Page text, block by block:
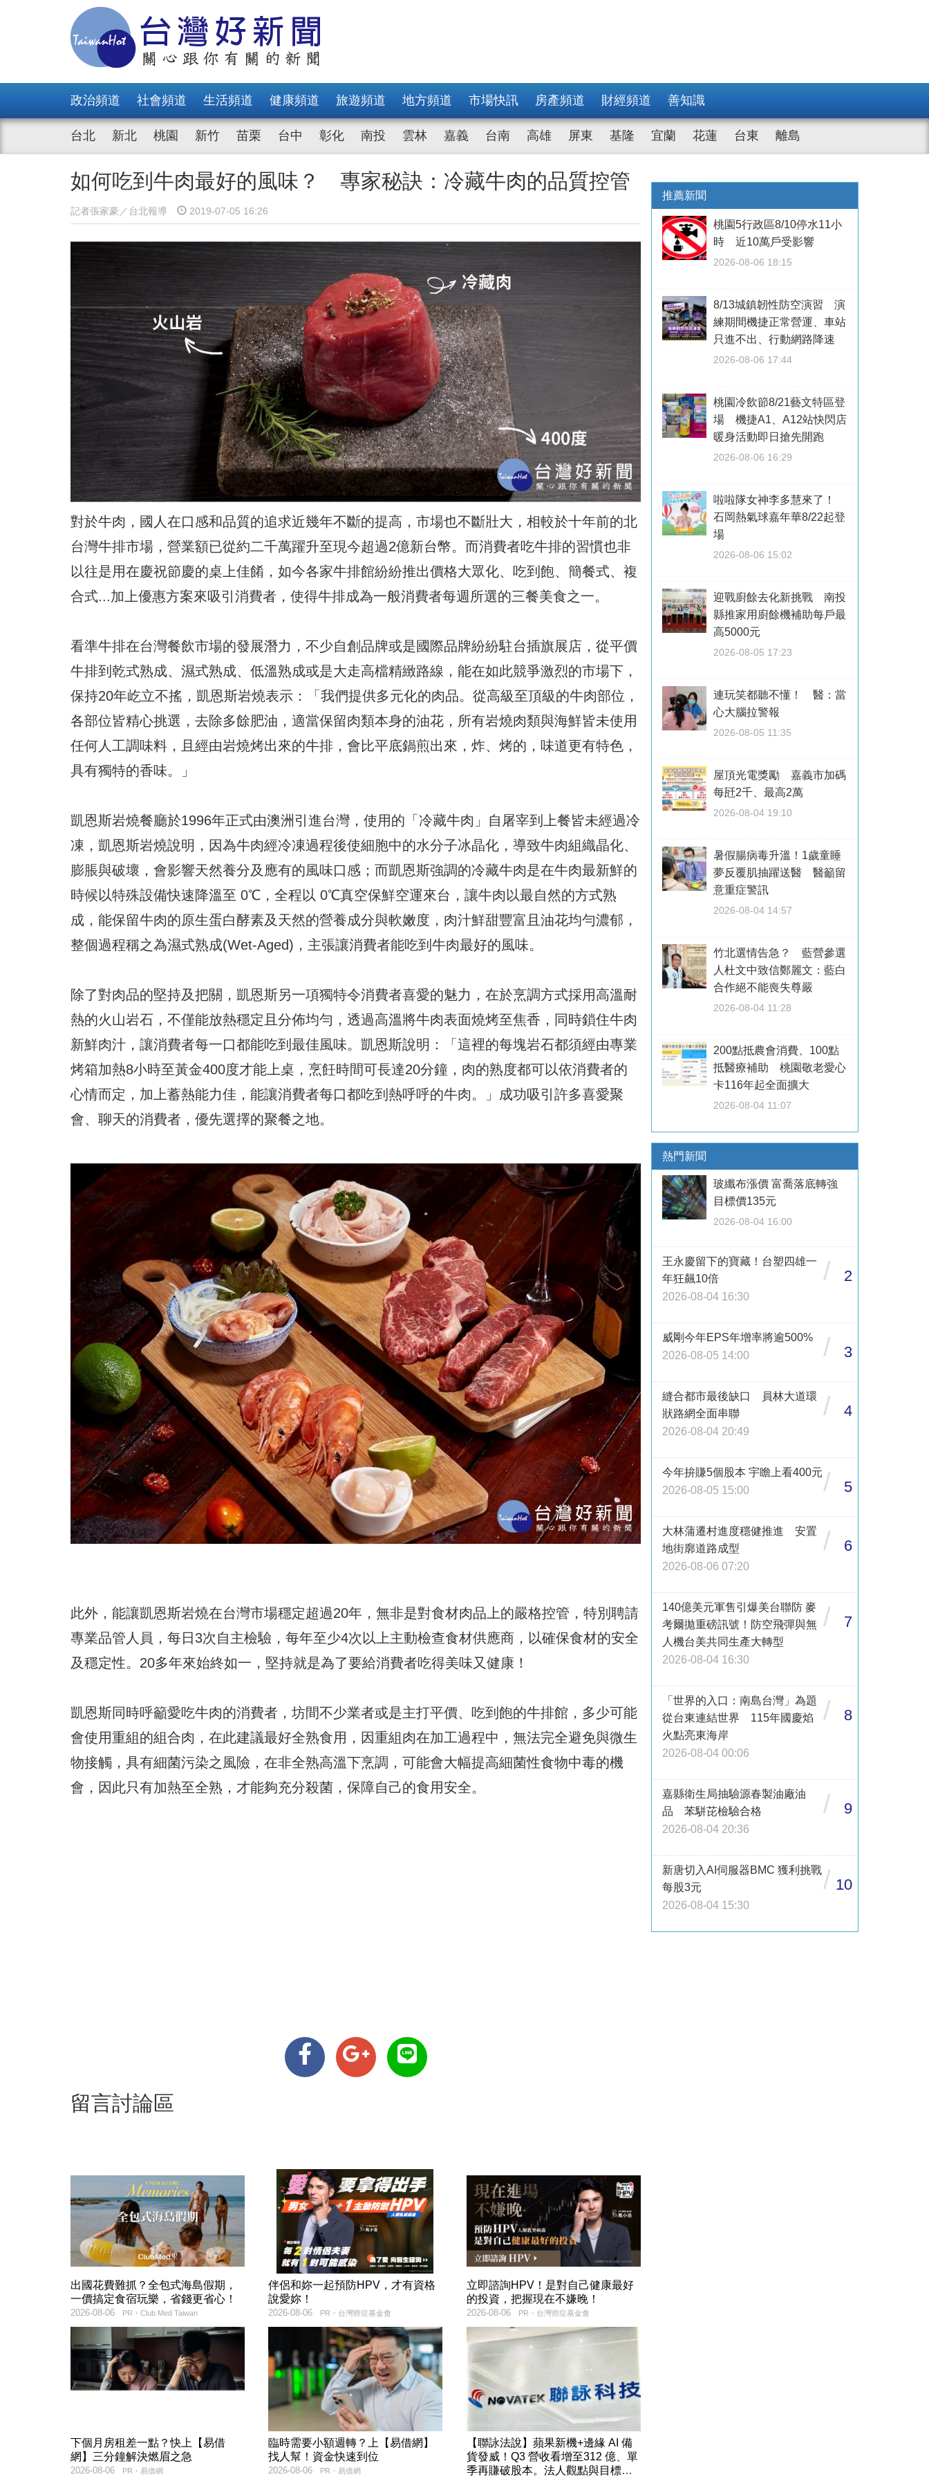
政治頻道 社會頻道 生活頻道 健康頻道 旅遊頻道 地方頻道 市場快訊 房產頻道 財經頻道 善知識
台北 新北 桃園 新竹 苗栗 台中 彰化 南投 雲林 嘉義 台南 高雄 屏東 基隆 宜蘭 花蓮 台東 離島
如何吃到牛肉最好的風味？ 專家秘訣：冷藏牛肉的品質控管
記者張家豪／台北報導 2019-07-05 16:26
對於牛肉，國人在口感和品質的追求近幾年不斷的提高，市場也不斷壯大，相較於十年前的北
台灣牛排市場，營業額已從約二千萬躍升至現今超過2億新台幣。而消費者吃牛排的習慣也非
以往是用在慶祝節慶的桌上佳餚，如今各家牛排館紛紛推出價格大眾化、吃到飽、簡餐式、複
合式...加上優惠方案來吸引消費者，使得牛排成為一般消費者每週所選的三餐美食之一。
看準牛排在台灣餐飲市場的發展潛力，不少自創品牌或是國際品牌紛紛駐台插旗展店，從平價
牛排到乾式熟成、濕式熟成、低溫熟成或是大走高檔精緻路線，能在如此競爭激烈的市場下，
保持20年屹立不搖，凱恩斯岩燒表示：「我們提供多元化的肉品。從高級至頂級的牛肉部位，
各部位皆精心挑選，去除多餘肥油，適當保留肉類本身的油花，所有岩燒肉類與海鮮皆未使用
任何人工調味料，且經由岩燒烤出來的牛排，會比平底鍋煎出來，炸、烤的，味道更有特色，
具有獨特的香味。」
凱恩斯岩燒餐廳於1996年正式由澳洲引進台灣，使用的「冷藏牛肉」自屠宰到上餐皆未經過冷
凍，凱恩斯岩燒說明，因為牛肉經冷凍過程後使細胞中的水分子冰晶化，導致牛肉組織晶化、
膨脹與破壞，會影響天然養分及應有的風味口感；而凱恩斯強調的冷藏牛肉是在牛肉最新鮮的
時候以特殊設備快速降溫至 0℃，全程以 0℃真空保鮮空運來台，讓牛肉以最自然的方式熟
成，能保留牛肉的原生蛋白酵素及天然的營養成分與軟嫩度，肉汁鮮甜豐富且油花均勻濃郁，
整個過程稱之為濕式熟成(Wet-Aged)，主張讓消費者能吃到牛肉最好的風味。
除了對肉品的堅持及把關，凱恩斯另一項獨特令消費者喜愛的魅力，在於烹調方式採用高溫耐
熱的火山岩石，不僅能放熱穩定且分佈均勻，透過高溫將牛肉表面燒烤至焦香，同時鎖住牛肉
新鮮肉汁，讓消費者每一口都能吃到最佳風味。凱恩斯說明：「這裡的每塊岩石都須經由專業
烤箱加熱8小時至黃金400度才能上桌，烹飪時間可長達20分鐘，肉的熟度都可以依消費者的
心情而定，加上蓄熱能力佳，能讓消費者每口都吃到熱呼呼的牛肉。」成功吸引許多喜愛聚
會、聊天的消費者，優先選擇的聚餐之地。
此外，能讓凱恩斯岩燒在台灣市場穩定超過20年，無非是對食材肉品上的嚴格控管，特別聘請
專業品管人員，每日3次自主檢驗，每年至少4次以上主動檢查食材供應商，以確保食材的安全
及穩定性。20多年來始終如一，堅持就是為了要給消費者吃得美味又健康！
凱恩斯同時呼籲愛吃牛肉的消費者，坊間不少業者或是主打平價、吃到飽的牛排館，多少可能
會使用重組的組合肉，在此建議最好全熟食用，因重組肉在加工過程中，無法完全避免與微生
物接觸，具有細菌污染之風險，在非全熟高溫下烹調，可能會大幅提高細菌性食物中毒的機
會，因此只有加熱至全熟，才能夠充分殺菌，保障自己的食用安全。
留言討論區
出國花費難抓？全包式海島假期，
一價搞定食宿玩樂，省錢更省心！
PR・Club Med Taiwan
2026-08-06
伴侶和妳一起預防HPV，才有資格
說愛妳！
PR・台灣癌症基金會
2026-08-06
立即諮詢HPV！是對自己健康最好
的投資，把握現在不嫌晚！
PR・台灣癌症基金會
2026-08-06
下個月房租差一點？快上【易借
網】三分鐘解決燃眉之急
PR・易借網
2026-08-06
臨時需要小額週轉？上【易借網】
找人幫！資金快速到位
PR・易借網
2026-08-06
【聯詠法說】蘋果新機+邊緣 AI 備
貨發威！Q3 營收看增至312 億、單
季再賺破股本。法人觀點與目標價
推薦新聞
桃園5行政區8/10停水11小
時 近10萬戶受影響
2026-08-06 18:15
8/13城鎮韌性防空演習 演
練期間機捷正常營運、車站
只進不出、行動網路降速
2026-08-06 17:44
桃園冷飲節8/21藝文特區登
場 機捷A1、A12站快閃店
暖身活動即日搶先開跑
2026-08-06 16:29
啦啦隊女神李多慧來了！
石岡熱氣球嘉年華8/22起登
場
2026-08-06 15:02
迎戰廚餘去化新挑戰 南投
縣推家用廚餘機補助每戶最
高5000元
2026-08-05 17:23
連玩笑都聽不懂！ 醫：當
心大腦拉警報
2026-08-05 11:35
屋頂光電獎勵 嘉義市加碼
每瓩2千、最高2萬
2026-08-04 19:10
暑假腸病毒升溫！1歲童睡
夢反覆肌抽躍送醫 醫籲留
意重症警訊
2026-08-04 14:57
竹北選情告急？ 藍營參選
人杜文中致信鄭麗文：藍白
合作絕不能喪失尊嚴
2026-08-04 11:28
200點抵農會消費、100點
抵醫療補助 桃園敬老愛心
卡116年起全面擴大
2026-08-04 11:07
熱門新聞
玻纖布漲價 富喬落底轉強
目標價135元
2026-08-04 16:00
王永慶留下的寶藏！台塑四雄一
年狂飆10倍
2026-08-04 16:30
/ 2
威剛今年EPS年增率將逾500%
2026-08-05 14:00
/ 3
縫合都市最後缺口 員林大道環
狀路網全面串聯
2026-08-04 20:49
/ 4
今年拚賺5個股本 宇瞻上看400元
2026-08-05 15:00
/ 5
大林蒲遷村進度穩健推進 安置
地街廓道路成型
2026-08-06 07:20
/ 6
140億美元軍售引爆美台聯防 麥
考爾拋重磅訊號！防空飛彈與無
人機台美共同生產大轉型
2026-08-04 16:30
/ 7
「世界的入口：南島台灣」為題
從台東連結世界 115年國慶焰
火點亮東海岸
2026-08-04 00:06
/ 8
嘉縣衛生局抽驗源春製油廠油
品 苯駢芘檢驗合格
2026-08-04 20:36
/ 9
新唐切入AI伺服器BMC 獲利挑戰
每股3元
2026-08-04 15:30
/ 10